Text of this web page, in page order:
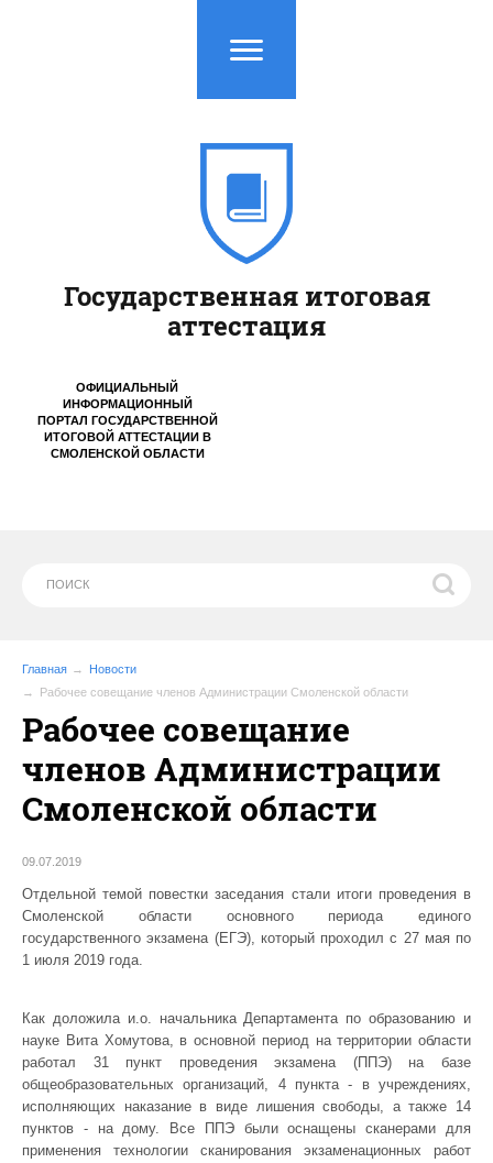
ОФИЦИАЛЬНЫЙ
ИНФОРМАЦИОННЫЙ
ПОРТАЛ ГОСУДАРСТВЕННОЙ
ИТОГОВОЙ АТТЕСТАЦИИ В
СМОЛЕНСКОЙ ОБЛАСТИ
Государственная итоговая
аттестация
Главная
Новости
Рабочее совещание членов Администрации Смоленской области
Рабочее совещание
членов Администрации
Смоленской области
09.07.2019
Отдельной темой повестки заседания стали итоги проведения в
Смоленской области основного периода единого
государственного экзамена (ЕГЭ), который проходил с 27 мая по
1 июля 2019 года.
Как доложила и.о. начальника Департамента по образованию и
науке Вита Хомутова, в основной период на территории области
работал 31 пункт проведения экзамена (ППЭ) на базе
общеобразовательных организаций, 4 пункта - в учреждениях,
исполняющих наказание в виде лишения свободы, а также 14
пунктов - на дому. Все ППЭ были оснащены сканерами для
применения технологии сканирования экзаменационных работ